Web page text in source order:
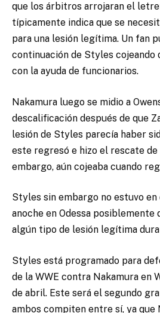
que los árbitros arrojaran el
típicamente indica que se
para una lesión legítima. Un fan
continuación de Styles cojeando
con la ayuda de funcionarios.
Nakamura luego se midio a
descalificación después de que
lesión de Styles parecía haber
este regresó e hizo el rescate de
embargo, aún cojeaba cuando
Styles sin embargo no estuvo en
anoche en Odessa posiblemente
algún tipo de lesión legítima
Styles está programado para
de la WWE contra Nakamura en
de abril. Este será el segundo
ambos compiten entre sí, ya que